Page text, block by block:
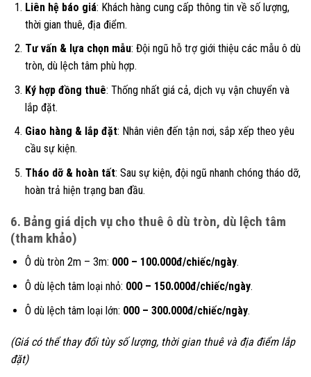
Liên hệ báo giá: Khách hàng cung cấp thông tin về số lượng,
thời gian thuê, địa điểm.
Tư vấn & lựa chọn mẫu: Đội ngũ hỗ trợ giới thiệu các mẫu ô dù
tròn, dù lệch tâm phù hợp.
Ký hợp đồng thuê: Thống nhất giá cả, dịch vụ vận chuyển và
lắp đặt.
Giao hàng & lắp đặt: Nhân viên đến tận nơi, sắp xếp theo yêu
cầu sự kiện.
Tháo dỡ & hoàn tất: Sau sự kiện, đội ngũ nhanh chóng tháo dỡ,
hoàn trả hiện trạng ban đầu.
6. Bảng giá dịch vụ cho thuê ô dù tròn, dù lệch tâm
(tham khảo)
Ô dù tròn 2m – 3m: 000 – 100.000đ/chiếc/ngày.
Ô dù lệch tâm loại nhỏ: 000 – 150.000đ/chiếc/ngày.
Ô dù lệch tâm loại lớn: 000 – 300.000đ/chiếc/ngày.
(Giá có thể thay đổi tùy số lượng, thời gian thuê và địa điểm lắp
đặt)